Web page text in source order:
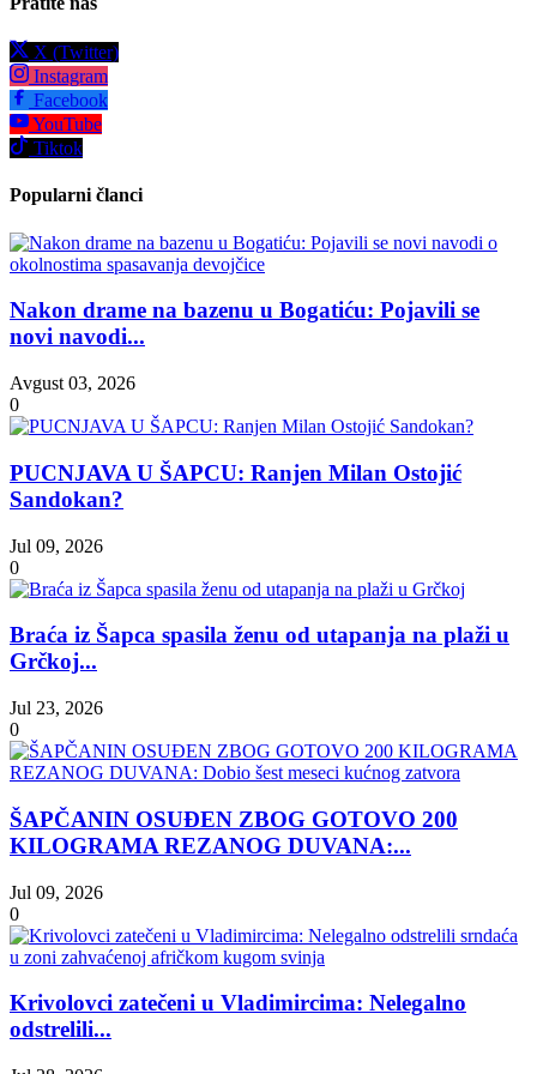
X (Twitter)
Instagram
Facebook
YouTube
Tiktok
Popularni članci
Nakon drame na bazenu u Bogatiću: Pojavili se
novi navodi...
Avgust 03, 2026
0
PUCNJAVA U ŠAPCU: Ranjen Milan Ostojić
Sandokan?
Jul 09, 2026
0
Braća iz Šapca spasila ženu od utapanja na plaži u
Grčkoj...
Jul 23, 2026
0
ŠAPČANIN OSUĐEN ZBOG GOTOVO 200
KILOGRAMA REZANOG DUVANA:...
Jul 09, 2026
0
Krivolovci zatečeni u Vladimircima: Nelegalno
odstrelili...